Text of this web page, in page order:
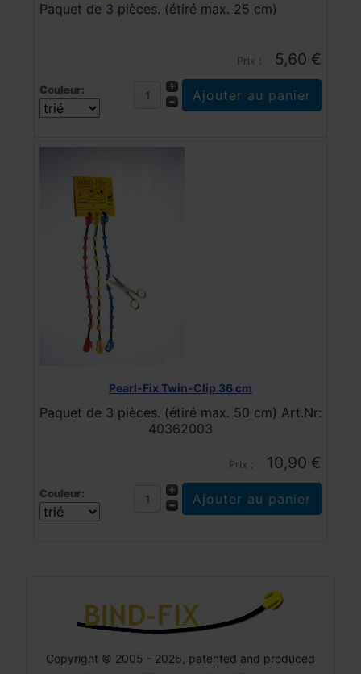
Paquet de 3 pièces. (étiré max. 25 cm)
Prix : 5,60 €
Couleur:
Pearl-Fix Twin-Clip 36 cm
Paquet de 3 pièces. (étiré max. 50 cm) Art.Nr:
40362003
Prix : 10,90 €
Couleur:
Copyright © 2005 - 2026, patented and produced